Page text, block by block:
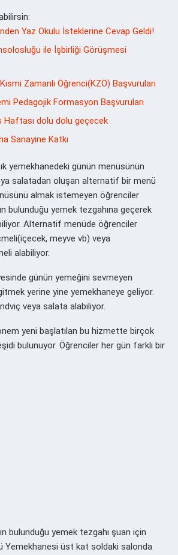
Yaz Okulu İsteklerine Cevap Geldi!
ile İşbirliği Görüşmesi
Zamanlı Öğrenci(KZÖ) Başvuruları
Pedagojik Formasyon Başvuruları
Haftası dolu dolu geçecek
Sanayine Katkı
yemekhanedeki günün menüsünün
salatadan oluşan alternatif bir menü
almak istemeyen öğrenciler
bulunduğu yemek tezgahına geçerek
Alternatif menüde öğrenciler
meyve vb) veya
alabiliyor.
günün yemeğini sevmeyen
yerine yine yemekhaneye geliyor.
veya salata alabiliyor.
yeni başlatılan bu hizmette birçok
bulunuyor. Öğrenciler her gün farklı bir
bulunduğu yemek tezgahı şuan için
Yemekhanesi üst kat soldaki salonda